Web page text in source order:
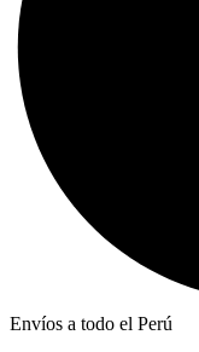
Envíos a todo el Perú